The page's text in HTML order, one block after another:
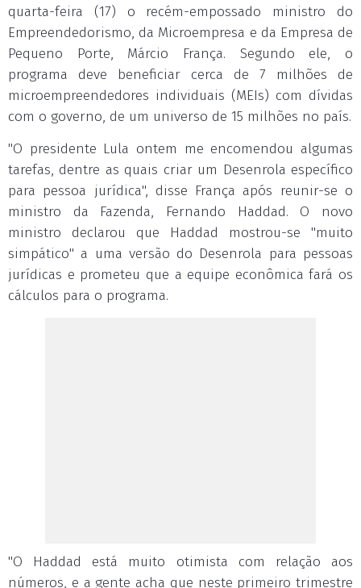
quarta-feira (17) o recém-empossado ministro do
Empreendedorismo, da Microempresa e da Empresa de
Pequeno Porte, Márcio França. Segundo ele, o
programa deve beneficiar cerca de 7 milhões de
microempreendedores individuais (MEIs) com dívidas
com o governo, de um universo de 15 milhões no país.
"O presidente Lula ontem me encomendou algumas
tarefas, dentre as quais criar um Desenrola específico
para pessoa jurídica", disse França após reunir-se o
ministro da Fazenda, Fernando Haddad. O novo
ministro declarou que Haddad mostrou-se "muito
simpático" a uma versão do Desenrola para pessoas
jurídicas e prometeu que a equipe econômica fará os
cálculos para o programa.
"O Haddad está muito otimista com relação aos
números, e a gente acha que neste primeiro trimestre